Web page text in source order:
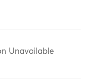
Unavailable